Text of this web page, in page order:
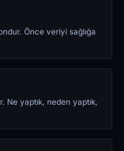
Önce veriyi sağlığa
Ne yaptık, neden yaptık,